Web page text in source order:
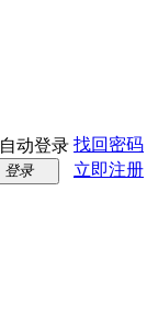
自动登录 找回密码
登录
立即注册